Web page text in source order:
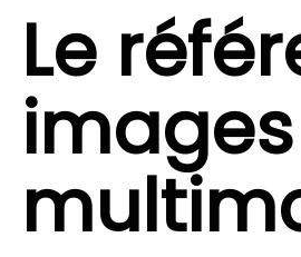
Le
images